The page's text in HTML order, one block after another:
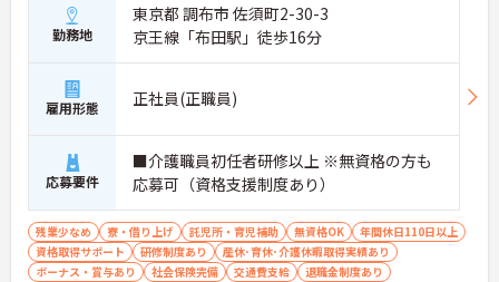
勤務地
東京都 調布市 佐須町2-30-3
京王線「布田駅」徒歩16分
雇用形態 正社員(正職員)
応募要件
■介護職員初任者研修以上 ※無資格の方も
応募可（資格支援制度あり）
残業少なめ 寮・借り上げ 託児所・育児補助 無資格OK
年間休日110日以上
資格取得サポート
研修制度あり
産休･育休･介護休暇取得実績あり
ボーナス・賞与あり
社会保険完備 交通費支給 退職金制度あり